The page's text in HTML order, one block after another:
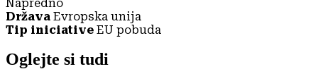
Napredno
Država Evropska unija
Tip iniciative EU pobuda
Oglejte si tudi